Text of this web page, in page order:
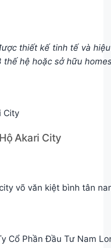
thiết kế tinh tế và
thế hệ hoặc sở hữu
Akari City
Cổ Phần Đầu Tư Nam